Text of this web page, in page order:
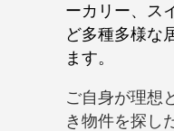
ーカリー、ス
ど多種多様な
ます。
ご自身が理想
き物件を探し